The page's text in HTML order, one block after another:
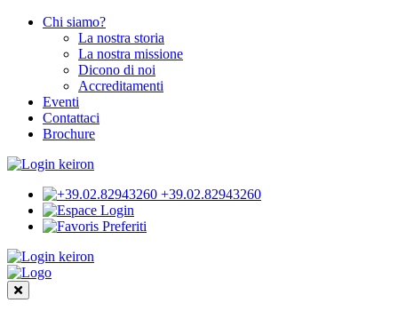
Chi siamo?
La nostra storia
La nostra missione
Dicono di noi
Accreditamenti
Eventi
Contattaci
Brochure
+39.02.82943260
Login
Preferiti